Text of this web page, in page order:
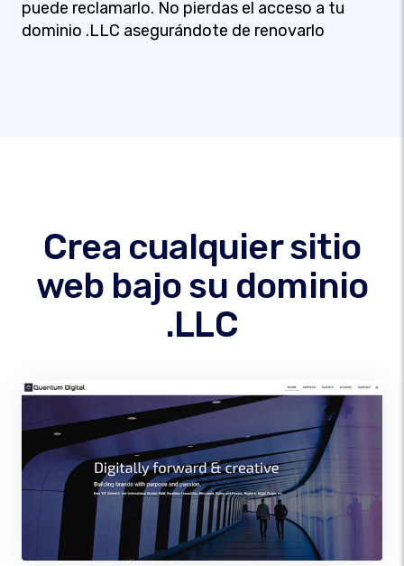
puede reclamarlo. No pierdas el acceso a tu
dominio .LLC asegurándote de renovarlo
Crea cualquier sitio
web bajo su dominio
.LLC